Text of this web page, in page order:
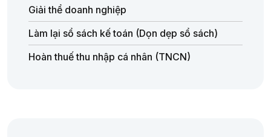
Giải thể doanh nghiệp
Làm lại sổ sách kế toán (Dọn dẹp sổ sách)
Hoàn thuế thu nhập cá nhân (TNCN)